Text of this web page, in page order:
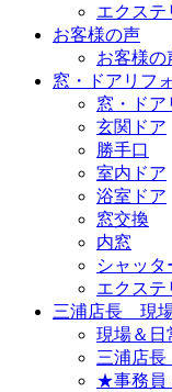
エクステ
お客様の声
お客様の
窓・ドアリフ
窓・ドア
玄関ドア
勝手口
室内ドア
浴室ドア
窓交換
内窓
シャッタ
エクステ
三浦店長 現
現場＆日
三浦店
★事務員